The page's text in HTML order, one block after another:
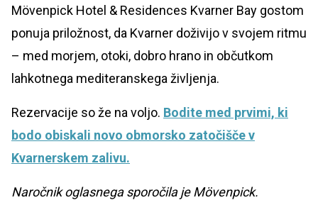
Mövenpick Hotel & Residences Kvarner Bay gostom
ponuja priložnost, da Kvarner doživijo v svojem ritmu
– med morjem, otoki, dobro hrano in občutkom
lahkotnega mediteranskega življenja.
Rezervacije so že na voljo. Bodite med prvimi, ki
bodo obiskali novo obmorsko zatočišče v
Kvarnerskem zalivu.
Naročnik oglasnega sporočila je Mövenpick.